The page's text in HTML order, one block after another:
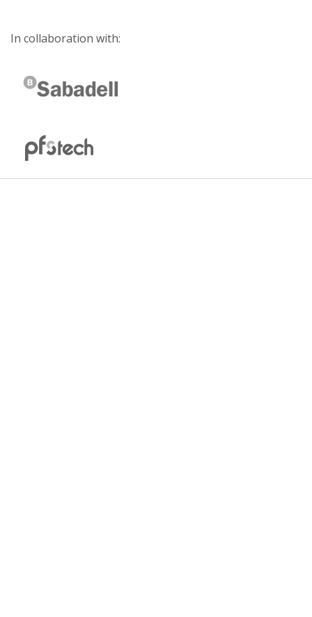
In collaboration with: